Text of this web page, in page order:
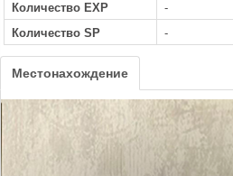
Количество EXP
-
Количество SP
-
Местонахождение